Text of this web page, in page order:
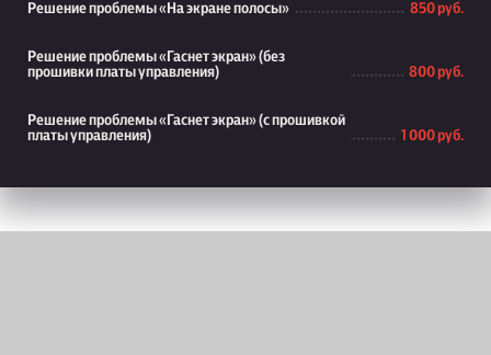
Решение проблемы «На экране полосы» 850 руб.
Решение проблемы «Гаснет экран» (без
прошивки платы управления)
800 руб.
Решение проблемы «Гаснет экран» (с прошивкой
платы управления)
1 000 руб.